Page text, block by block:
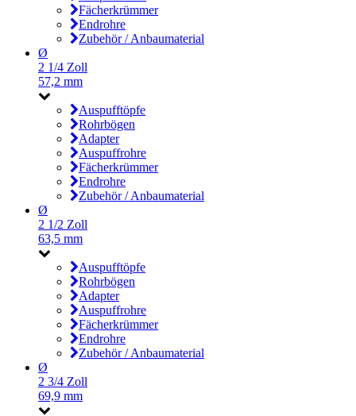
Fächerkrümmer
Endrohre
Zubehör / Anbaumaterial
Ø
2 1/4 Zoll
57,2 mm
Auspufftöpfe
Rohrbögen
Adapter
Auspuffrohre
Fächerkrümmer
Endrohre
Zubehör / Anbaumaterial
Ø
2 1/2 Zoll
63,5 mm
Auspufftöpfe
Rohrbögen
Adapter
Auspuffrohre
Fächerkrümmer
Endrohre
Zubehör / Anbaumaterial
Ø
2 3/4 Zoll
69,9 mm